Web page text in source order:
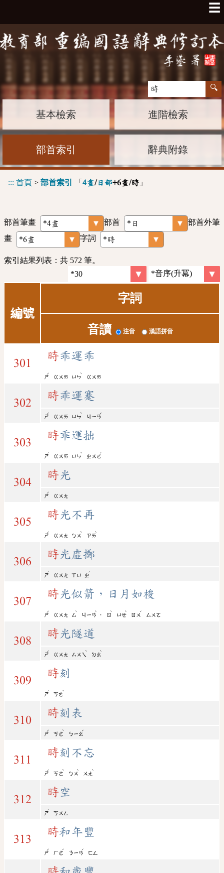
☰
基本檢索 進階檢索
部首索引 辭典附錄
::: 首頁 > 部首索引 「 4畫/日部+6畫/時 」
部首筆畫 部首
部首外筆
畫
字詞
索引結果列表：共 572 筆。
編號
字詞
音讀 注音 漢語拼音
301
時乖運乖
ㄕ
ˊ
ㄍㄨㄞ ㄩㄣ
ˋ
ㄍㄨㄞ
302
時乖運蹇
ㄕ
ˊ
ㄍㄨㄞ ㄩㄣ
ˋ
ㄐㄧㄢ
ˇ
303
時乖運拙
ㄕ
ˊ
ㄍㄨㄞ ㄩㄣ
ˋ
ㄓㄨㄛ
ˊ
304
時光
ㄕ
ˊ
ㄍㄨㄤ
305
時光不再
ㄕ
ˊ
ㄍㄨㄤ ㄅㄨ
ˋ
ㄗㄞ
ˋ
306
時光虛擲
ㄕ
ˊ
ㄍㄨㄤ ㄒㄩ ㄓ
ˊ
307
時光似箭，日月如梭
ㄕ
ˊ
ㄍㄨㄤ ㄙ
ˋ
ㄐㄧㄢ
ˋ
， ㄖ
ˋ
ㄩㄝ
ˋ
ㄖㄨ
ˊ
ㄙㄨㄛ
308
時光隧道
ㄕ
ˊ
ㄍㄨㄤ ㄙㄨㄟ
ˋ
ㄉㄠ
ˋ
309
時刻
ㄕ
ˊ
ㄎㄜ
ˋ
310
時刻表
ㄕ
ˊ
ㄎㄜ
ˋ
ㄅㄧㄠ
ˇ
311
時刻不忘
ㄕ
ˊ
ㄎㄜ
ˋ
ㄅㄨ
ˋ
ㄨㄤ
ˋ
312
時空
ㄕ
ˊ
ㄎㄨㄥ
313
時和年豐
ㄕ
ˊ
ㄏㄜ
ˊ
ㄋㄧㄢ
ˊ
ㄈㄥ